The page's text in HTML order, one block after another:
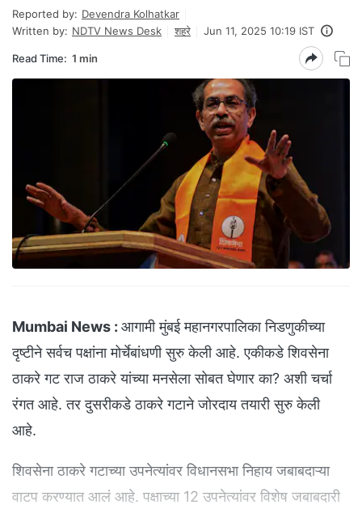
Reported by: Devendra Kolhatkar
Written by: NDTV News Desk शहरे Jun 11, 2025 10:19 IST
Read Time: 1 min
Mumbai News : आगामी मुंबई महानगरपालिका निडणुकीच्या
दृष्टीने सर्वच पक्षांना मोर्चेबांधणी सुरु केली आहे. एकीकडे शिवसेना
ठाकरे गट राज ठाकरे यांच्या मनसेला सोबत घेणार का? अशी चर्चा
रंगत आहे. तर दुसरीकडे ठाकरे गटाने जोरदाय तयारी सुरु केली
आहे.
शिवसेना ठाकरे गटाच्या उपनेत्यांवर विधानसभा निहाय जबाबदाऱ्या
वाटप करण्यात आलं आहे. पक्षाच्या 12 उपनेत्यांवर विशेष जबाबदारी